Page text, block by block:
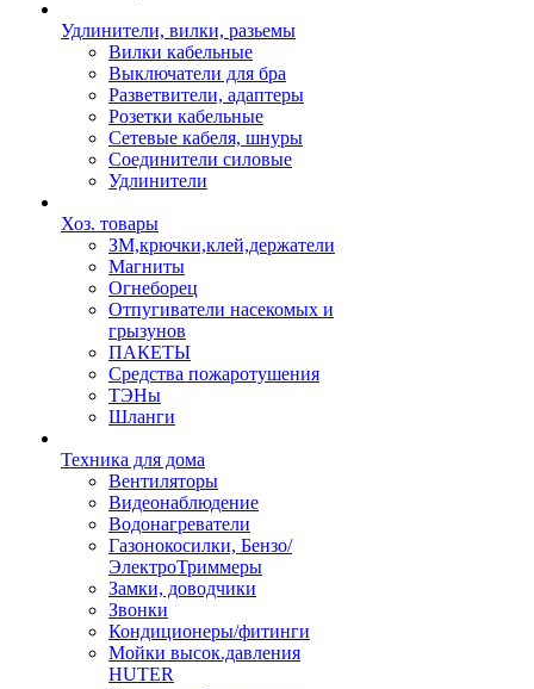
Удлинители, вилки, разьемы
Вилки кабельные
Выключатели для бра
Разветвители, адаптеры
Розетки кабельные
Сетевые кабеля, шнуры
Соединители силовые
Удлинители
Хоз. товары
ЗМ,крючки,клей,держатели
Магниты
Огнеборец
Отпугиватели насекомых и
грызунов
ПАКЕТЫ
Средства пожаротушения
ТЭНы
Шланги
Техника для дома
Вентиляторы
Видеонаблюдение
Водонагреватели
Газонокосилки, Бензо/
ЭлектроТриммеры
Замки, доводчики
Звонки
Кондиционеры/фитинги
Мойки высок.давления
HUTER